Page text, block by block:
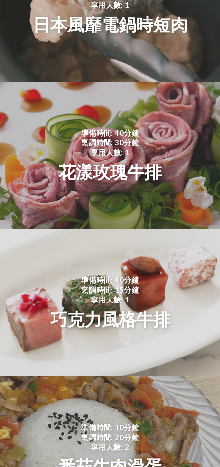
享用人數: 1
日本風靡電鍋時短肉
準備時間: 40分鐘
烹調時間: 30分鐘
享用人數: 1
花漾玫瑰牛排
準備時間: 40分鐘
烹調時間: 15分鐘
享用人數: 1
巧克力風格牛排
準備時間: 10分鐘
烹調時間: 20分鐘
享用人數: 2